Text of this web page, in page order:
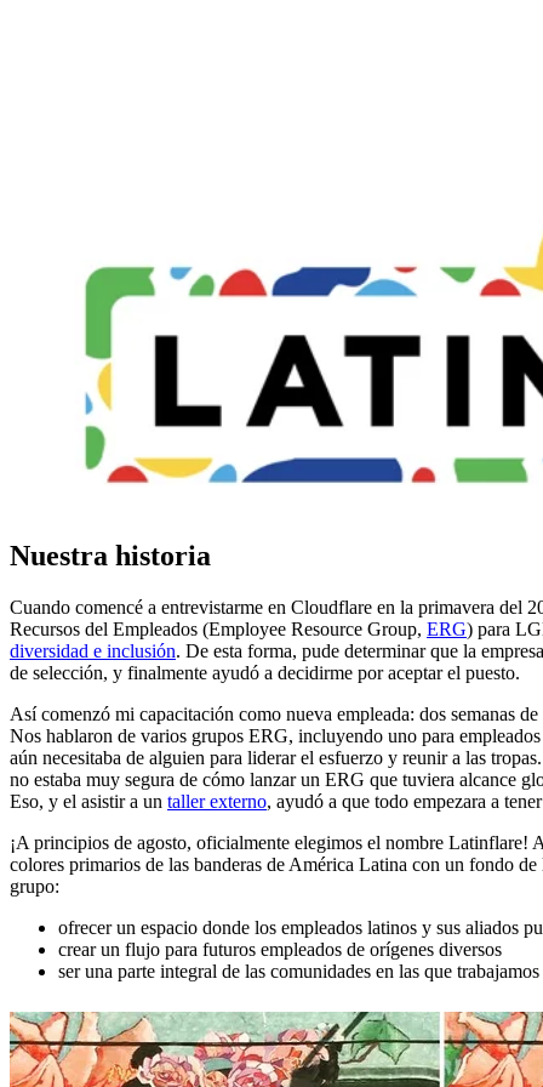
Nuestra historia
Cuando comencé a entrevistarme en Cloudflare en la primavera del
Recursos del Empleados (Employee Resource Group, ERG) para
diversidad e inclusión. De esta forma, pude determinar que la
de selección, y finalmente ayudó a decidirme por aceptar el puesto.
Así comenzó mi capacitación como nueva empleada: dos semanas
Nos hablaron de varios grupos ERG, incluyendo uno para
aún necesitaba de alguien para liderar el esfuerzo y reunir a las
no estaba muy segura de cómo lanzar un ERG que tuviera alcance
Eso, y el asistir a un taller externo, ayudó a que todo empezara a
¡A principios de agosto, oficialmente elegimos el nombre Latinflare!
colores primarios de las banderas de América Latina con un fondo
grupo:
ofrecer un espacio donde los empleados latinos y sus aliados
crear un flujo para futuros empleados de orígenes diversos
ser una parte integral de las comunidades en las que trabajamos